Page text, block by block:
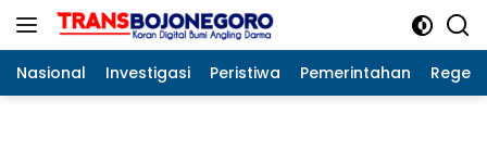
Langsung
Nasional Investigasi Peristiwa Pemerintahan